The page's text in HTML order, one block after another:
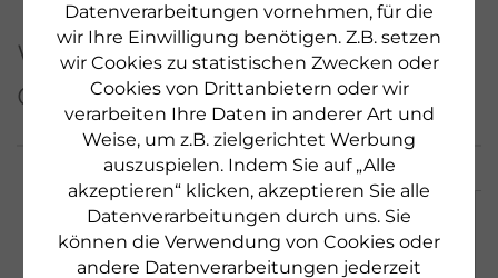
Datenverarbeitungen vornehmen, für die
wir Ihre Einwilligung benötigen. Z.B. setzen
wir Cookies zu statistischen Zwecken oder
Cookies von Drittanbietern oder wir
verarbeiten Ihre Daten in anderer Art und
Weise, um z.B. zielgerichtet Werbung
auszuspielen. Indem Sie auf „Alle
akzeptieren“ klicken, akzeptieren Sie alle
Datenverarbeitungen durch uns. Sie
können die Verwendung von Cookies oder
andere Datenverarbeitungen jederzeit
Weitere Produkte aus
dieser Serie
NEU & LIMITED